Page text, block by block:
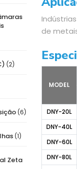
(2)
(6)
(1)
Zeta
de
MODEL
DNY-20L
DNY-40L
DNY-60L
DNY-80L